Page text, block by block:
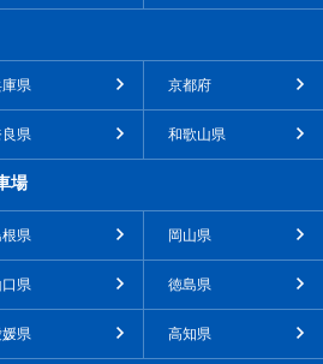
県 京都府
県 和歌山県
場
県 岡山県
口県 徳島県
県 高知県